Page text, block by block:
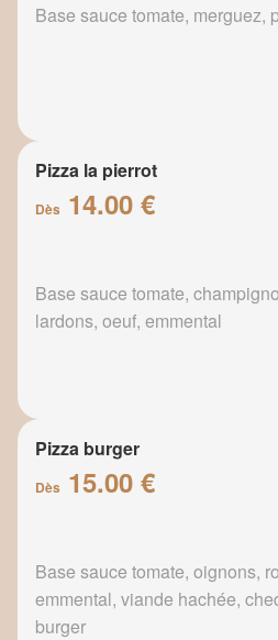
Base sauce tomate, merguez,
Pizza la pierrot
Dès 14.00 €
Base sauce tomate,
lardons, oeuf, emmental
Pizza burger
Dès 15.00 €
Base sauce tomate, oignons,
emmental, viande hachée,
burger